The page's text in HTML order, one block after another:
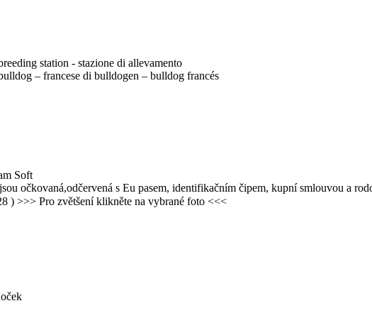
station - stazione di allevamento
– francese di bulldogen – bulldog francés
Soft
očkovaná,odčervená s Eu pasem, identifikačním čipem, kupní smlouvou a
) >>> Pro zvětšení klikněte na vybrané foto <<<